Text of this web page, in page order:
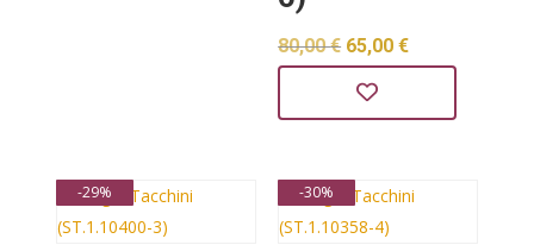
80,00€ Izvorna
cijena
bila
80,00 €.
65,00€
je:
-29% -30%